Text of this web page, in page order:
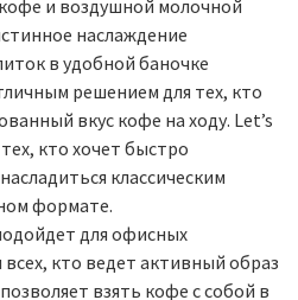
и воздушной молочной
наслаждение
в удобной баночке
решением для тех, кто
вкус кофе на ходу. Let’s
кто хочет быстро
классическим
формате.
для офисных
кто ведет активный образ
взять кофе с собой в